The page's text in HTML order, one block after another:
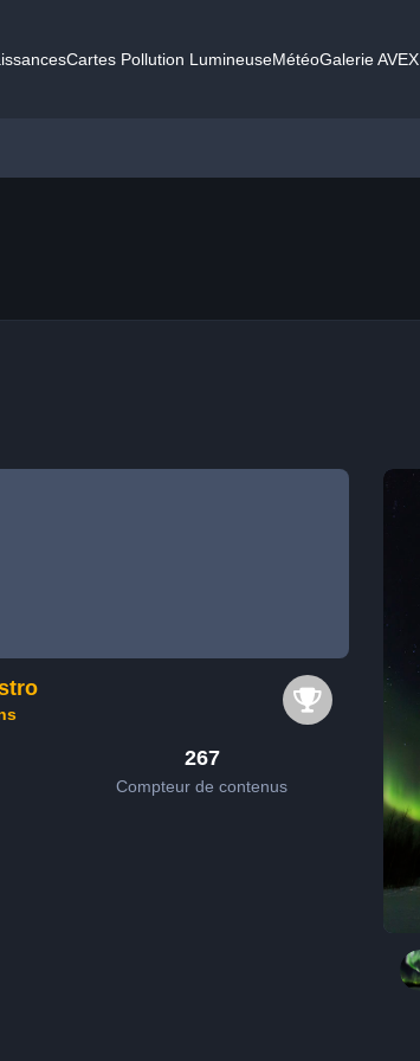
Cartes Pollution LumineuseMétéoGalerie AVEX
267
Compteur de contenus